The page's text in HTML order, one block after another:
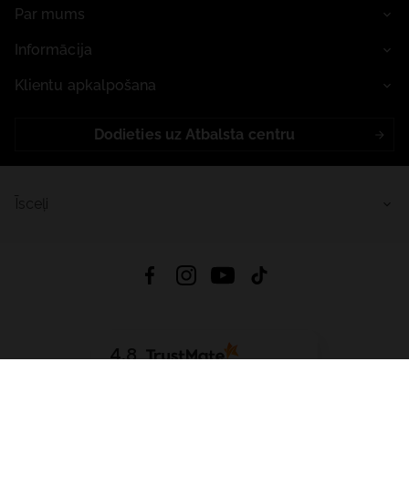
Par mums
Informācija
Klientu apkalpošana
Dodieties uz Atbalsta centru
4.8